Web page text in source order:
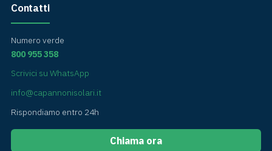
Contatti
Numero verde
800 955 358
Scrivici su WhatsApp
info@capannonisolari.it
Rispondiamo entro 24h
Chiama ora